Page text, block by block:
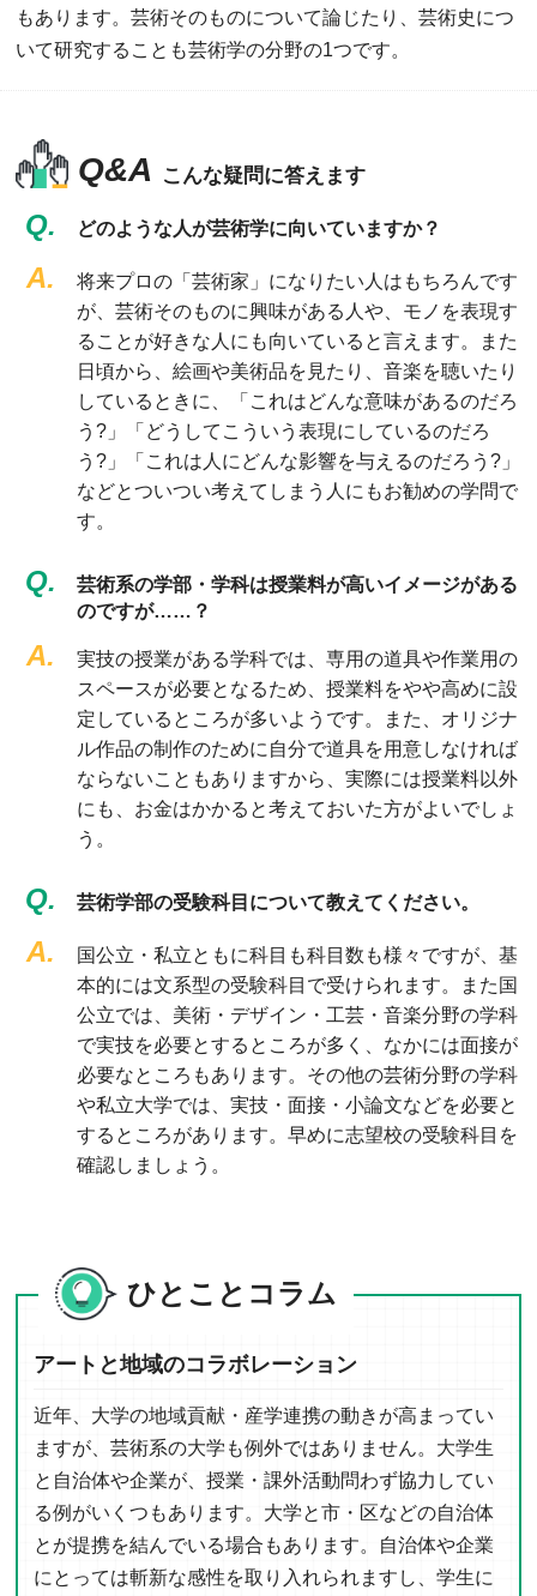
もあります。芸術そのものについて論じたり、芸術史につ
いて研究することも芸術学の分野の1つです。
Q&A こんな疑問に答えます
Q. どのような人が芸術学に向いていますか？
A.
将来プロの「芸術家」になりたい人はもちろんです
が、芸術そのものに興味がある人や、モノを表現す
ることが好きな人にも向いていると言えます。また
日頃から、絵画や美術品を見たり、音楽を聴いたり
しているときに、「これはどんな意味があるのだろ
う?」「どうしてこういう表現にしているのだろ
う?」「これは人にどんな影響を与えるのだろう?」
などとついつい考えてしまう人にもお勧めの学問で
す。
Q.
芸術系の学部・学科は授業料が高いイメージがある
のですが……？
A.
実技の授業がある学科では、専用の道具や作業用の
スペースが必要となるため、授業料をやや高めに設
定しているところが多いようです。また、オリジナ
ル作品の制作のために自分で道具を用意しなければ
ならないこともありますから、実際には授業料以外
にも、お金はかかると考えておいた方がよいでしょ
う。
Q. 芸術学部の受験科目について教えてください。
A.
国公立・私立ともに科目も科目数も様々ですが、基
本的には文系型の受験科目で受けられます。また国
公立では、美術・デザイン・工芸・音楽分野の学科
で実技を必要とするところが多く、なかには面接が
必要なところもあります。その他の芸術分野の学科
や私立大学では、実技・面接・小論文などを必要と
するところがあります。早めに志望校の受験科目を
確認しましょう。
ひとことコラム
アートと地域のコラボレーション
近年、大学の地域貢献・産学連携の動きが高まってい
ますが、芸術系の大学も例外ではありません。大学生
と自治体や企業が、授業・課外活動問わず協力してい
る例がいくつもあります。大学と市・区などの自治体
とが提携を結んでいる場合もあります。自治体や企業
にとっては斬新な感性を取り入れられますし、学生に